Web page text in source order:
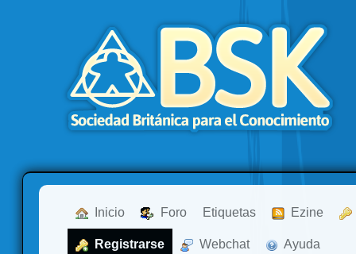
Inicio Foro Etiquetas Ezine
Registrarse Webchat Ayuda